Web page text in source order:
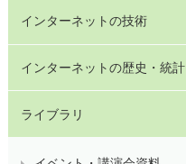
インターネットの技術
インターネットの歴史・統計
ライブラリ